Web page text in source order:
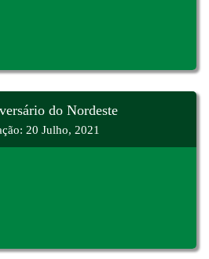
do Nordeste
20 Julho, 2021